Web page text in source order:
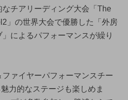
チアリーディング大会「The
」の世界大会で優勝した「外房
によるパフォーマンスが繰り
ァイヤーパフォーマンスチー
力的なステージも楽しめま